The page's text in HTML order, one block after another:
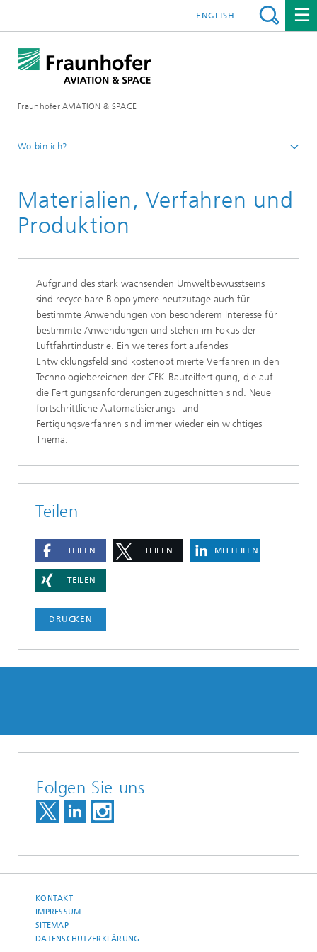
Fraunhofer AVIATION & SPACE
ENGLISH
Wo bin ich?
Technologiefelder
Materialien, Verfahren und
Produktion
Aufgrund des stark wachsenden Umweltbewusstseins
sind recycelbare Biopolymere heutzutage auch für
bestimmte Anwendungen von besonderem Interesse für
bestimmte Anwendungen und stehen im Fokus der
Luftfahrtindustrie. Ein weiteres fortlaufendes
Entwicklungsfeld sind kostenoptimierte Verfahren in den
Technologiebereichen der CFK-Bauteilfertigung, die auf
die Fertigungsanforderungen zugeschnitten sind. Neue
fortschrittliche Automatisierungs- und
Fertigungsverfahren sind immer wieder ein wichtiges
Thema.
Teilen
TEILEN TEILEN MITTEILEN
TEILEN
DRUCKEN
Folgen Sie uns
KONTAKT
IMPRESSUM
SITEMAP
DATENSCHUTZERKLÄRUNG